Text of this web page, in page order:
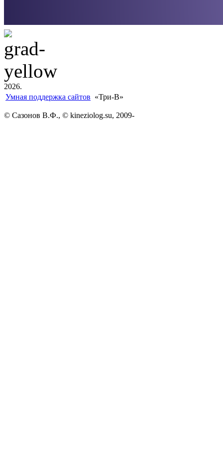
2026.
Умная поддержка сайтов «Три-В»
© Сазонов В.Ф., © kineziolog.su, 2009-